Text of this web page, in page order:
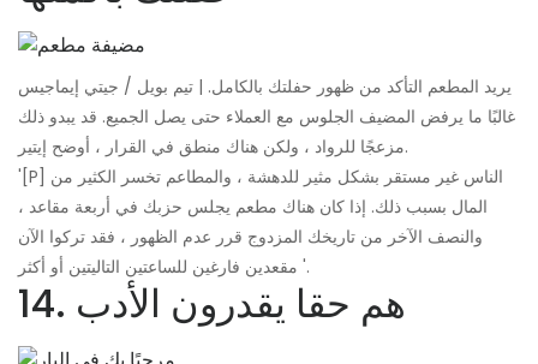
يريد المطعم التأكد من ظهور حفلتك بالكامل. | تيم بويل / جيتي إيماجيس
غالبًا ما يرفض المضيف الجلوس مع العملاء حتى يصل الجميع. قد يبدو ذلك
مزعجًا للرواد ، ولكن هناك منطق في القرار ، أوضح إيتير.
'[P] الناس غير مستقر بشكل مثير للدهشة ، والمطاعم تخسر الكثير من
المال بسبب ذلك. إذا كان هناك مطعم يجلس حزبك في أربعة مقاعد ،
والنصف الآخر من تاريخك المزدوج قرر عدم الظهور ، فقد تركوا الآن
مقعدين فارغين للساعتين التاليتين أو أكثر '.
14. هم حقا يقدرون الأدب